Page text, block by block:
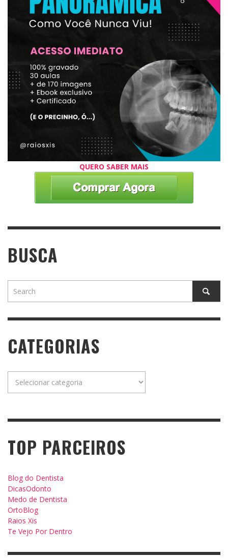
QUERO SABER MAIS
BUSCA
CATEGORIAS
TOP PARCEIROS
Blog do Dentista
DicasOdonto
Medo de Dentista
OrtoBlog
Raios Xis
Te Vejo Por Dentro